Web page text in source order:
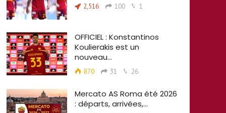
2,516 100 1
OFFICIEL : Konstantinos
Koulierakis est un
nouveau…
870 31 26
Mercato AS Roma été 2026
: départs, arrivées,…